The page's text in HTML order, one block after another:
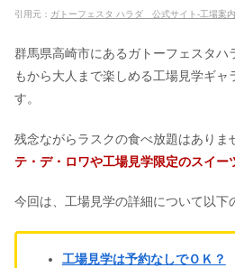
引用元： ガトーフェスタ ハラダ 公式サイト-工場案内
群馬県高崎市にあるガトーフェスタハ
もから大人まで楽しめる工場見学ギャ
す。
残念ながらラスクの食べ放題はありま
テ・デ・ロワや工場見学限定のスイー
今回は、工場見学の詳細について以下
工場見学は予約なしでＯＫ？